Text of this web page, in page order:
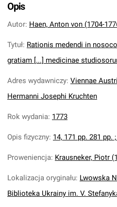
Opis
Autor: Haen, Anton von (1704-
Tytuł: Rationis medendi in
gratiam [...] medicinae
Adres wydawniczy: Viennae
Hermanni Josephi Kruchten
Rok wydania: 1773
Opis fizyczny: 14, 171 pp. 281 pp. ;
Proweniencja: Krausneker, Piotr
Lokalizacja oryginału: Lwowska
Biblioteka Ukrainy im. V.